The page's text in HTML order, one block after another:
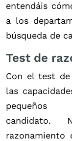
entendáis
a los
búsqueda de
Test de
Con el test de
las
candidato.